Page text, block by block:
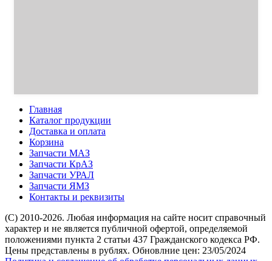
Главная
Каталог продукции
Доставка и оплата
Корзина
Запчасти МАЗ
Запчасти КрАЗ
Запчасти УРАЛ
Запчасти ЯМЗ
Контакты и реквизиты
(C) 2010-2026. Любая информация на сайте носит справочный
характер и не является публичной офертой, определяемой
положениями пункта 2 статьи 437 Гражданского кодекса РФ.
Цены представлены в рублях. Обновлние цен: 23/05/2024